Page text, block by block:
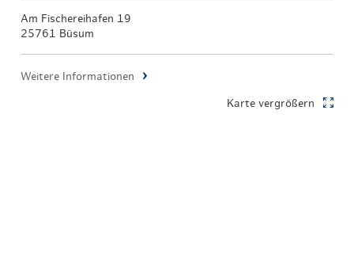
Am Fischereihafen 19
25761 Büsum
Weitere Informationen
Karte vergrößern